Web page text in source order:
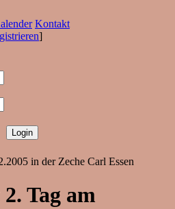
Kontakt
]
in der Zeche Carl Essen
Tag am